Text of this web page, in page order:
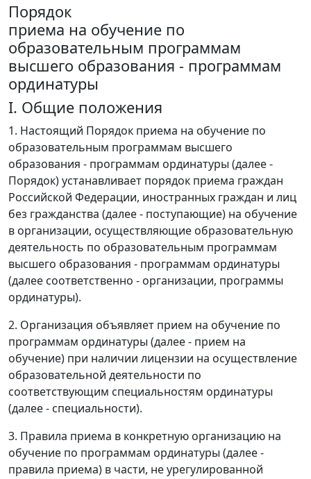
Порядок
приема на обучение по
образовательным программам
высшего образования - программам
ординатуры
I. Общие положения
1. Настоящий Порядок приема на обучение по
образовательным программам высшего
образования - программам ординатуры (далее -
Порядок) устанавливает порядок приема граждан
Российской Федерации, иностранных граждан и лиц
без гражданства (далее - поступающие) на обучение
в организации, осуществляющие образовательную
деятельность по образовательным программам
высшего образования - программам ординатуры
(далее соответственно - организации, программы
ординатуры).
2. Организация объявляет прием на обучение по
программам ординатуры (далее - прием на
обучение) при наличии лицензии на осуществление
образовательной деятельности по
соответствующим специальностям ординатуры
(далее - специальности).
3. Правила приема в конкретную организацию на
обучение по программам ординатуры (далее -
правила приема) в части, не урегулированной